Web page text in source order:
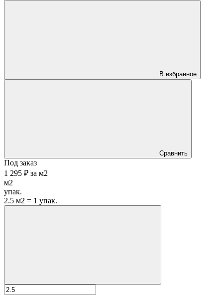
В избранное
Сравнить
Под заказ
1 295 ₽ за м2
м2
упак.
2.5 м2 = 1 упак.